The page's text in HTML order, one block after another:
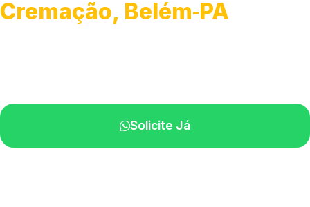
Cremação, Belém‑PA
Solicite Já